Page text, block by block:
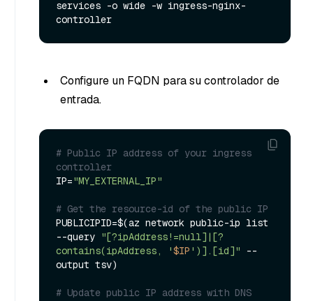
services -o wide -w ingress-nginx-
Configure un FQDN para su controlador de
entrada.
# Public IP address of your ingress
controller
IP="MY_EXTERNAL_IP"
# Get the resource-id of the public IP
PUBLICIPID=$(az network public-ip list
--query "[?ipAddress!=null]|[?
contains(ipAddress, '$IP ')].[id]" --
output tsv)
# Update public IP address with DNS